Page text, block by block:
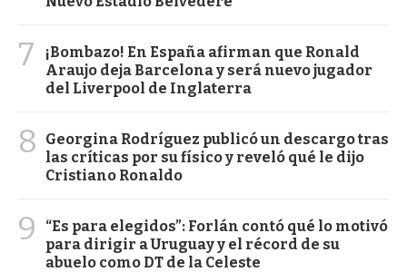
7
¡Bombazo! En España afirman que Ronald
Araujo deja Barcelona y será nuevo jugador
del Liverpool de Inglaterra
8
Georgina Rodríguez publicó un descargo tras
las críticas por su físico y reveló qué le dijo
Cristiano Ronaldo
9
“Es para elegidos”: Forlán contó qué lo motivó
para dirigir a Uruguay y el récord de su
abuelo como DT de la Celeste